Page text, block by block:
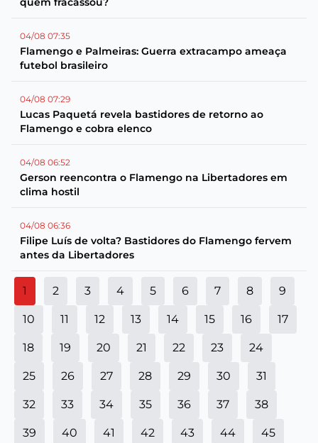
04/08 07:35
Flamengo e Palmeiras: Guerra extracampo ameaça
futebol brasileiro
04/08 07:29
Lucas Paquetá revela bastidores de retorno ao
Flamengo e cobra elenco
04/08 06:52
Gerson reencontra o Flamengo na Libertadores em
clima hostil
04/08 06:36
Filipe Luís de volta? Bastidores do Flamengo fervem
antes da Libertadores
1 2 3 4 5 6 7 8 9
10 11 12 13 14 15 16 17
18 19 20 21 22 23 24
25 26 27 28 29 30 31
32 33 34 35 36 37 38
39 40 41 42 43 44 45